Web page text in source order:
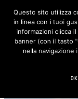
Questo sito utilizza
in linea con i tuoi
informazioni clicca
banner (con il tasto
nella navigazione
OK